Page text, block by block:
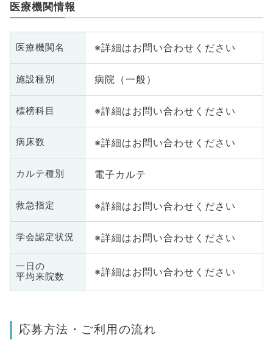
医療機関情報
医療機関名 ※詳細はお問い合わせください
施設種別 病院（一般）
標榜科目 ※詳細はお問い合わせください
病床数 ※詳細はお問い合わせください
カルテ種別 電子カルテ
救急指定 ※詳細はお問い合わせください
学会認定状況 ※詳細はお問い合わせください
一日の
平均来院数
※詳細はお問い合わせください
応募方法・ご利用の流れ